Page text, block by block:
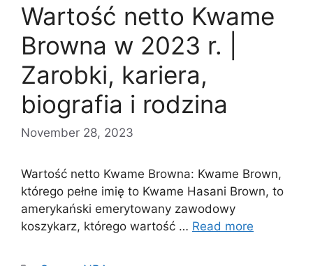
Wartość netto Kwame
Browna w 2023 r. |
Zarobki, kariera,
biografia i rodzina
November 28, 2023
Wartość netto Kwame Browna: Kwame Brown,
którego pełne imię to Kwame Hasani Brown, to
amerykański emerytowany zawodowy
koszykarz, którego wartość … Read more